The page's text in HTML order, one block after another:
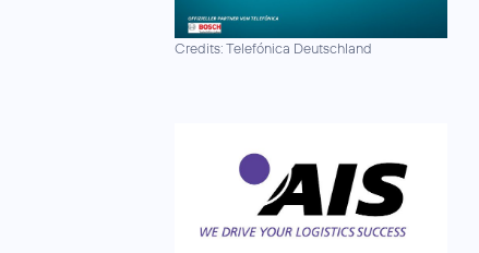
Credits: Telefónica Deutschland